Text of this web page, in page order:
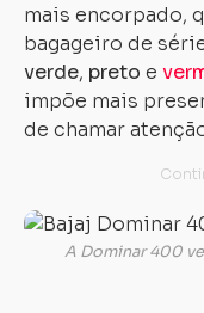
mais encorpado,
bagageiro de
verde, preto e
impõe mais
de chamar
A Dominar 400